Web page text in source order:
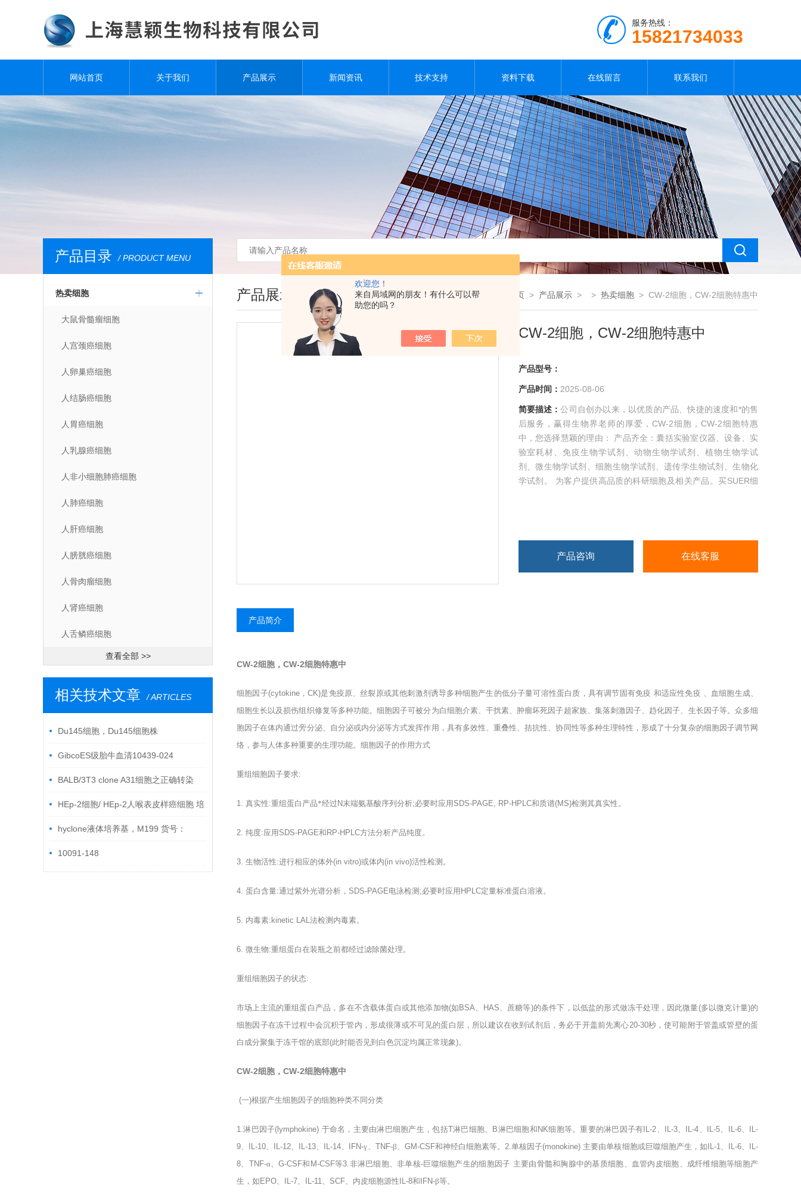
欢迎您！
来自局域网的朋友！有什么可以帮
助您的吗？
服务热线：
15821734033
网站首页 关于我们 产品展示 新闻资讯 技术支持 资料下载 在线留言 联系我们
产品目录 / PRODUCT MENU
热卖细胞
大鼠骨髓瘤细胞
人宫颈癌细胞
人卵巢癌细胞
人结肠癌细胞
人胃癌细胞
人乳腺癌细胞
人非小细胞肺癌细胞
人肺癌细胞
人肝癌细胞
人膀胱癌细胞
人骨肉瘤细胞
人肾癌细胞
人舌鳞癌细胞
查看全部 >>
相关技术文章 / ARTICLES
Du145细胞，Du145细胞株
GibcoES级胎牛血清10439-024
BALB/3T3 clone A31细胞之正确转染
HEp-2细胞/ HEp-2人喉表皮样癌细胞 培
养步骤
hyclone液体培养基，M199 货号：
SH30253.01
10091-148
产品展示 您现在的位置： 首页 > 产品展示 > > 热卖细胞 > CW-2细胞，CW-2细胞特惠中
CW-2细胞，CW-2细胞特惠中
产品型号：
产品时间： 2025-08-06
简要描述：公司自创办以来，以优质的产品、快捷的速度和*的售
后服务，赢得生物界老师的厚爱，CW-2细胞，CW-2细胞特惠
中，您选择慧颖的理由： 产品齐全：囊括实验室仪器、设备、实
验室耗材、免疫生物学试剂、动物生物学试剂、植物生物学试
剂、微生物学试剂、细胞生物学试剂、遗传学生物试剂、生物化
学试剂。 为客户提供高品质的科研细胞及相关产品。买SUER细
产品咨询 在线客服
产品简介
CW-2细胞，CW-2细胞特惠中
细胞因子(cytokine，CK)是免疫原、丝裂原或其他刺激剂诱导多种细胞产生的低分子量可溶性蛋白质，具有调节固有免疫 和适应性免疫 、血细胞生成、
细胞生长以及损伤组织修复等多种功能。细胞因子可被分为白细胞介素、干扰素、肿瘤坏死因子超家族、集落刺激因子、趋化因子、生长因子等。众多细
胞因子在体内通过旁分泌、自分泌或内分泌等方式发挥作用，具有多效性、重叠性、拮抗性、协同性等多种生理特性，形成了十分复杂的细胞因子调节网
络，参与人体多种重要的生理功能。细胞因子的作用方式
重组细胞因子要求:
1. 真实性:重组蛋白产品*经过 N末端氨基酸序列分析;必要时应用 SDS-PAGE, RP-HPLC和质谱(MS)检测其真实性。
2. 纯度:应用 SDS-PAGE和 RP-HPLC方法分析产品纯度。
3. 生物活性:进行相应的体外(in vitro)或体内(in vivo)活性检测。
4. 蛋白含量:通过紫外光谱分析， SDS-PAGE电泳检测 ;必要时应用 HPLC定量标准蛋白溶液。
5. 内毒素:kinetic LAL法检测内毒素。
6. 微生物:重组蛋白在装瓶之前都经过滤除菌处理。
重组细胞因子的状态:
市场上主流的重组蛋白产品，多在不含载体蛋白或其他添加物(如 BSA、 HAS、蔗糖等)的条件下，以低盐的形式做冻干处理，因此微量(多以微克计量)的
细胞因子在冻干过程中会沉积于管内，形成很薄或不可见的蛋白层，所以建议在收到试剂后，务必于开盖前先离心20-30秒，使可能附于管盖或管壁的蛋
白成分聚集于冻干馆的底部(此时能否见到白色沉淀均属正常现象)。
CW-2细胞，CW-2细胞特惠中
(一)根据产生细胞因子的细胞种类不同分类
1.淋巴因子(lymphokine) 于命名，主要由淋巴细胞产生，包括T淋巴细胞、 B淋巴细胞和 NK细胞等。重要的淋巴因子有 IL-2、 IL-3、 IL-4、 IL-5、 IL-6、
IL-
9、 IL-10、 IL-12、 IL-13、 IL-14、 IFN-γ、 TNF-β、 GM-CSF和神经白细胞素等。2.单核因子(monokine) 主要由单核细胞或巨噬细胞产生，如 IL-1、 IL-6、
IL-
8、 TNF-α、G-CSF和 M-CSF等3.非淋巴细胞、非单核-巨噬细胞产生的细胞因子 主要由骨髓和胸腺中的基质细胞、血管内皮细胞、成纤维细胞等细胞产
生，如 EPO、 IL-7、 IL-11、 SCF、内皮细胞源性 IL-8和 IFN-β等。